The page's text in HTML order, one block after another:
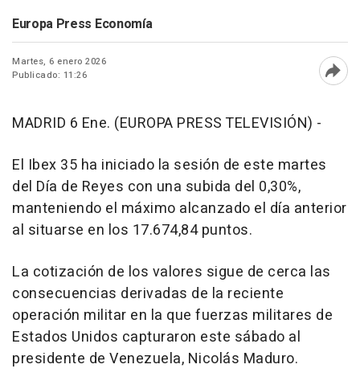
Europa Press Economía
Martes, 6 enero 2026
Publicado: 11:26
MADRID 6 Ene. (EUROPA PRESS TELEVISIÓN) -
El Ibex 35 ha iniciado la sesión de este martes
del Día de Reyes con una subida del 0,30%,
manteniendo el máximo alcanzado el día anterior
al situarse en los 17.674,84 puntos.
La cotización de los valores sigue de cerca las
consecuencias derivadas de la reciente
operación militar en la que fuerzas militares de
Estados Unidos capturaron este sábado al
presidente de Venezuela, Nicolás Maduro.